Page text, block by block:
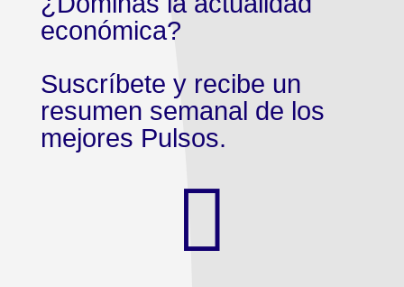
económica?
Suscríbete y recibe un
resumen semanal de los
mejores Pulsos.
